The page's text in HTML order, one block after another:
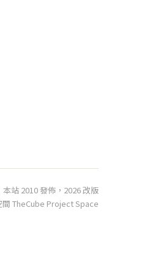
本站 2010 發佈，2026 改版
TheCube Project Space